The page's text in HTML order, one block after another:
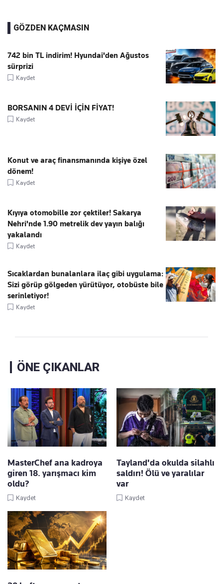
GÖZDEN KAÇMASIN
742 bin TL indirim! Hyundai'den Ağustos
sürprizi
Kaydet
BORSANIN 4 DEVİ İÇİN FİYAT!
Kaydet
Konut ve araç finansmanında kişiye özel
dönem!
Kaydet
Kıyıya otomobille zor çektiler! Sakarya
Nehri'nde 1.90 metrelik dev yayın balığı
yakalandı
Kaydet
Sıcaklardan bunalanlara ilaç gibi uygulama:
Sizi görüp gölgeden yürütüyor, otobüste bile
serinletiyor!
Kaydet
ÖNE ÇIKANLAR
MasterChef ana kadroya
giren 18. yarışmacı kim
oldu?
Kaydet
Tayland'da okulda silahlı
saldırı! Ölü ve yaralılar
var
Kaydet